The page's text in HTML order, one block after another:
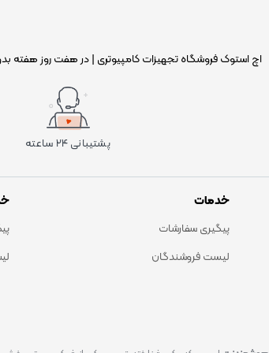
اچ استوک فروشگاه تجهیزات کامپیوتری | در هفت روز هفته
پشتیبانی ۲۴ ساعته
خدمات
پیگیری سفارشات
لیست فروشندگان